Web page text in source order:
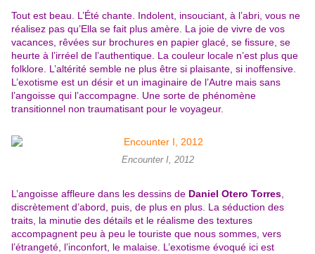
Tout est beau. L’Été chante. Indolent, insouciant, à l’abri, vous ne
réalisez pas qu’Ella se fait plus amère. La joie de vivre de vos
vacances, rêvées sur brochures en papier glacé, se fissure, se
heurte à l’irréel de l’authentique. La couleur locale n’est plus que
folklore. L’altérité semble ne plus être si plaisante, si inoffensive.
L’exotisme est un désir et un imaginaire de l’Autre mais sans
l’angoisse qui l’accompagne. Une sorte de phénomène
transitionnel non traumatisant pour le voyageur.
Encounter I, 2012
L’angoisse affleure dans les dessins de Daniel Otero Torres
discrètement d’abord, puis, de plus en plus. La séduction des
traits, la minutie des détails et le réalisme des textures
accompagnent peu à peu le touriste que nous sommes, vers
l’étrangeté, l’inconfort, le malaise. L’exotisme évoqué ici est